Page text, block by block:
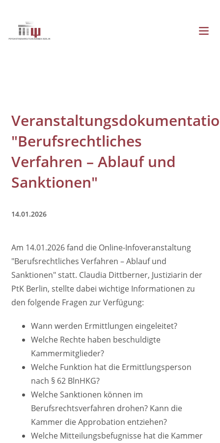
Inhalt
Menü
"Berufsrechtliches
Verfahren – Ablauf und
Sanktionen"
14.01.2026
Am 14.01.2026 fand die Online-Infoveranstaltung
"Berufsrechtliches Verfahren – Ablauf und
Sanktionen" statt. Claudia Dittberner, Justiziarin der
PtK Berlin, stellte dabei wichtige Informationen zu
den folgende Fragen zur Verfügung:
Wann werden Ermittlungen eingeleitet?
Welche Rechte haben beschuldigte
Kammermitglieder?
Welche Funktion hat die Ermittlungsperson
nach § 62 BlnHKG?
Welche Sanktionen können im
Berufsrechtsverfahren drohen? Kann die
Kammer die Approbation entziehen?
Welche Mitteilungsbefugnisse hat die Kammer